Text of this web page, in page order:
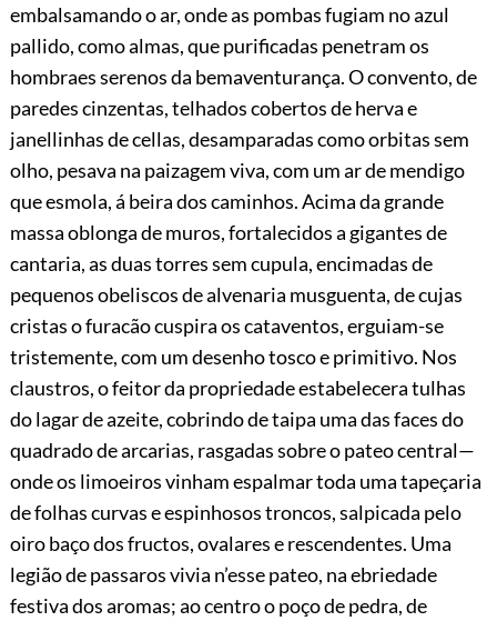
embalsamando o ar, onde as pombas fugiam no azul
pallido, como almas, que purificadas penetram os
hombraes serenos da bemaventurança. O convento, de
paredes cinzentas, telhados cobertos de herva e
janellinhas de cellas, desamparadas como orbitas sem
olho, pesava na paizagem viva, com um ar de mendigo
que esmola, á beira dos caminhos. Acima da grande
massa oblonga de muros, fortalecidos a gigantes de
cantaria, as duas torres sem cupula, encimadas de
pequenos obeliscos de alvenaria musguenta, de cujas
cristas o furacão cuspira os cataventos, erguiam-se
tristemente, com um desenho tosco e primitivo. Nos
claustros, o feitor da propriedade estabelecera tulhas
do lagar de azeite, cobrindo de taipa uma das faces do
quadrado de arcarias, rasgadas sobre o pateo central—
onde os limoeiros vinham espalmar toda uma tapeçaria
de folhas curvas e espinhosos troncos, salpicada pelo
oiro baço dos fructos, ovalares e rescendentes. Uma
legião de passaros vivia n’esse pateo, na ebriedade
festiva dos aromas; ao centro o poço de pedra, de